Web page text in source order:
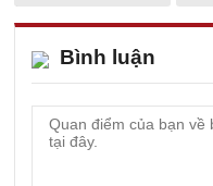
Bình luận